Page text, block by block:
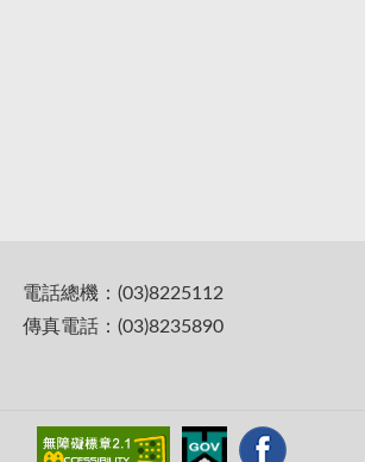
電話總機：(03)8225112
傳真電話：(03)8235890